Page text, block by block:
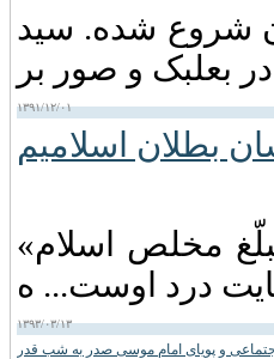
لبنان شروع شده. سید
۱۳۹۱/۱۲/۰۱
بطلان اسلامیم
«ما خود نشان بطلان اسلامیم!» شنیدن این جمله از زبان یک مبلّغ مخلص اسلام
۱۳۹۳/۰۳/۱۳
و پویای امام موسی صدر به شب قدر